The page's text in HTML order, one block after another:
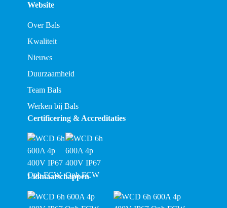
Website
Over Bals
Kwaliteit
Nieuws
Duurzaamheid
Team Bals
Werken bij Bals
Certificering & Accreditaties
Lidmaatschappen